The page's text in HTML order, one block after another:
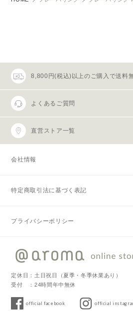
8,800円(税込)以上のご購入で送料
よくあるご質問
直営ストア一覧
会社情報
特定商取引法に基づく表記
プライバシーポリシー
定休日：土日祝日（夏季・冬季休業あり）
受付 ：24時間年中無休
official facebook official